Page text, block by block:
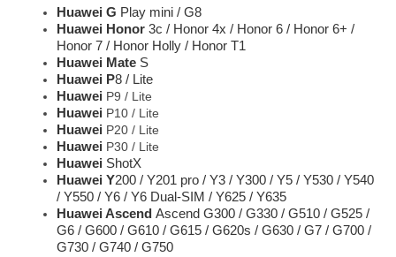
Huawei G Play mini / G8
Huawei Honor 3c / Honor 4x / Honor 6 / Honor 6+ /
Honor 7 / Honor Holly / Honor T1
Huawei Mate S
Huawei P8 / Lite
Huawei P9 / Lite
Huawei P10 / Lite
Huawei P20 / Lite
Huawei P30 / Lite
Huawei ShotX
Huawei Y200 / Y201 pro / Y3 / Y300 / Y5 / Y530 / Y540
/ Y550 / Y6 / Y6 Dual-SIM / Y625 / Y635
Huawei Ascend Ascend G300 / G330 / G510 / G525 /
G6 / G600 / G610 / G615 / G620s / G630 / G7 / G700 /
G730 / G740 / G750